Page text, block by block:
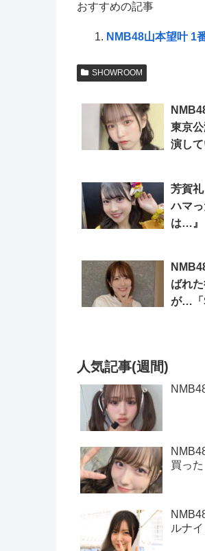
おすすめの記事
NMB48山本望叶 1
SHOWROOM
東京
演し
芳賀
ハマ
は…』
ばれ
が…「
人気記事(週間)
買っ
ルナ